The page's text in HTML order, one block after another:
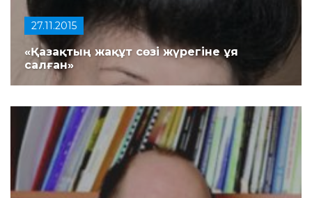
27.11.2015
«Қазақтың жақұт сөзі жүрегіне ұя
салған»